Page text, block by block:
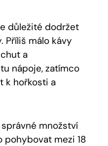
důležité dodržet
Příliš málo kávy
a
nápoje, zatímco
k hořkosti a
množství
pohybovat mezi 18